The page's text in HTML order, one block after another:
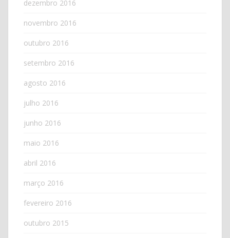
dezembro 2016
novembro 2016
outubro 2016
setembro 2016
agosto 2016
julho 2016
junho 2016
maio 2016
abril 2016
março 2016
fevereiro 2016
outubro 2015